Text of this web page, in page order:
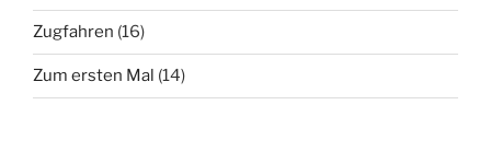
Zugfahren (16)
Zum ersten Mal (14)